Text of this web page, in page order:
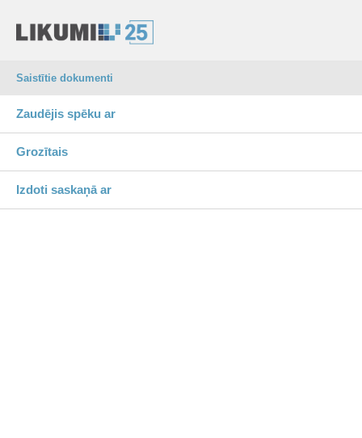
Saistītie dokumenti
Zaudējis spēku ar
Grozītais
Izdoti saskaņā ar